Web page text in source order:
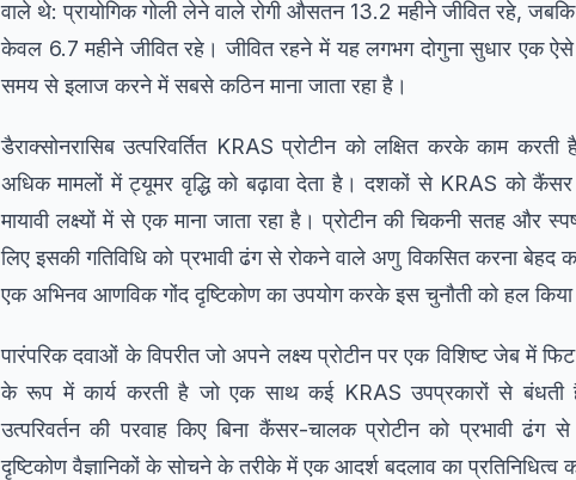
वाले थे: प्रायोगिक गोली लेने वाले रोगी औसतन 13.2 महीने जीवित रहे, जबकि
केवल 6.7 महीने जीवित रहे। जीवित रहने में यह लगभग दोगुना सुधार एक
समय से इलाज करने में सबसे कठिन माना जाता रहा है।
डैराक्सोनरासिब उत्परिवर्तित KRAS प्रोटीन को लक्षित करके काम
अधिक मामलों में ट्यूमर वृद्धि को बढ़ावा देता है। दशकों से KRAS को
मायावी लक्ष्यों में से एक माना जाता रहा है। प्रोटीन की चिकनी सतह और
लिए इसकी गतिविधि को प्रभावी ढंग से रोकने वाले अणु विकसित करना बेहद
एक अभिनव आणविक गोंद दृष्टिकोण का उपयोग करके इस चुनौती को हल
पारंपरिक दवाओं के विपरीत जो अपने लक्ष्य प्रोटीन पर एक विशिष्ट जेब में
के रूप में कार्य करती है जो एक साथ कई KRAS उपप्रकारों से बंधती
उत्परिवर्तन की परवाह किए बिना कैंसर-चालक प्रोटीन को प्रभावी
दृष्टिकोण वैज्ञानिकों के सोचने के तरीके में एक आदर्श बदलाव का प्रतिनिधित्व